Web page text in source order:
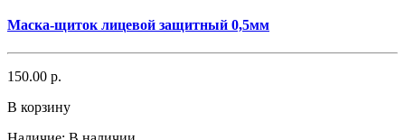
Маска-щиток лицевой защитный 0,5мм
150.00 р.
В корзину